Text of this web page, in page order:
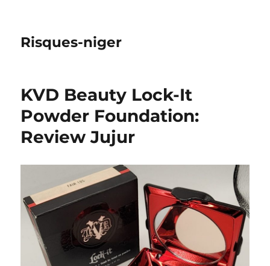
Risques-niger
KVD Beauty Lock-It
Powder Foundation:
Review Jujur